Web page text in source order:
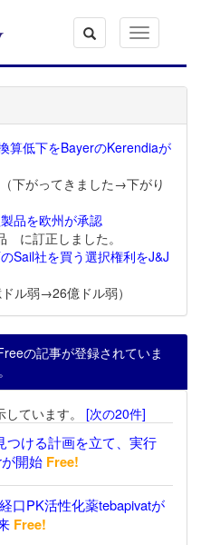
Toggle
navigation
算低下をBayerのKerendiaが
下がってきました→下がり
品を欧州が承認
に訂正しました。
Sail社を買う選択権利をJ&J
ル弱→26億ドル弱）
の記事が登録されていま
ています。 [次の20件]
つける計画を立て、実行
開始 Free!
口PK活性化薬tebapivatが
Free!